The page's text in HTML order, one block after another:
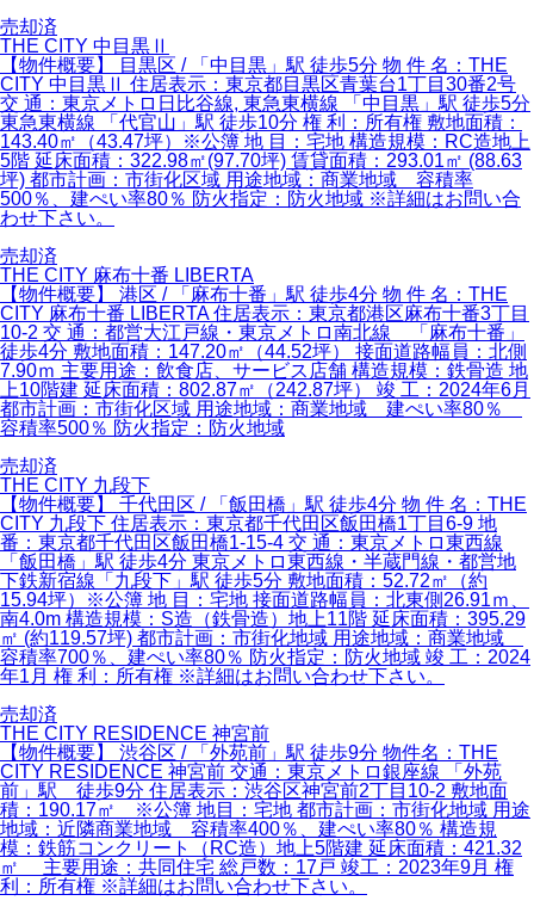
売却済
THE CITY 中目黒Ⅱ
【物件概要】 目黒区 / 「中目黒」駅 徒歩5分 物 件 名：THE
CITY 中目黒Ⅱ 住居表示：東京都目黒区青葉台1丁目30番2号
交 通：東京メトロ日比谷線, 東急東横線 「中目黒」駅 徒歩5分
東急東横線 「代官山」駅 徒歩10分 権 利：所有権 敷地面積：
143.40㎡（43.47坪）※公簿 地 目：宅地 構造規模：RC造地上
5階 延床面積：322.98㎡(97.70坪) 賃貸面積：293.01㎡ (88.63
坪) 都市計画：市街化区域 用途地域：商業地域 容積率
500％、建ぺい率80％ 防火指定：防火地域 ※詳細はお問い合
わせ下さい。
売却済
THE CITY 麻布十番 LIBERTA
【物件概要】 港区 / 「麻布十番」駅 徒歩4分 物 件 名：THE
CITY 麻布十番 LIBERTA 住居表示：東京都港区麻布十番3丁目
10-2 交 通：都営大江戸線・東京メトロ南北線 「麻布十番」
徒歩4分 敷地面積：147.20㎡（44.52坪） 接面道路幅員：北側
7.90ｍ 主要用途：飲食店、サービス店舗 構造規模：鉄骨造 地
上10階建 延床面積：802.87㎡（242.87坪） 竣 工：2024年6月
都市計画：市街化区域 用途地域：商業地域 建ぺい率80％
容積率500％ 防火指定：防火地域
売却済
THE CITY 九段下
【物件概要】 千代田区 / 「飯田橋」駅 徒歩4分 物 件 名：THE
CITY 九段下 住居表示：東京都千代田区飯田橋1丁目6-9 地
番：東京都千代田区飯田橋1-15-4 交 通：東京メトロ東西線
「飯田橋」駅 徒歩4分 東京メトロ東西線・半蔵門線・都営地
下鉄新宿線「九段下」駅 徒歩5分 敷地面積：52.72㎡（約
15.94坪）※公簿 地 目：宅地 接面道路幅員：北東側26.91ｍ、
南4.0m 構造規模：S造（鉄骨造）地上11階 延床面積：395.29
㎡ (約119.57坪) 都市計画：市街化地域 用途地域：商業地域
容積率700％、建ぺい率80％ 防火指定：防火地域 竣 工：2024
年1月 権 利：所有権 ※詳細はお問い合わせ下さい。
売却済
THE CITY RESIDENCE 神宮前
【物件概要】 渋谷区 / 「外苑前」駅 徒歩9分 物件名：THE
CITY RESIDENCE 神宮前 交通：東京メトロ銀座線 「外苑
前」駅 徒歩9分 住居表示：渋谷区神宮前2丁目10-2 敷地面
積：190.17㎡ ※公簿 地目：宅地 都市計画：市街化地域 用途
地域：近隣商業地域 容積率400％、建ぺい率80％ 構造規
模：鉄筋コンクリート（RC造）地上5階建 延床面積：421.32
㎡ 主要用途：共同住宅 総戸数：17戸 竣工：2023年9月 権
利：所有権 ※詳細はお問い合わせ下さい。